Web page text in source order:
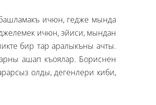
ичюн, гедже мында
ичюн, эйиси, мындан
бир тар аралыкъны ачты.
ашап къоялар. Бориснен
олды, дегенлери киби,